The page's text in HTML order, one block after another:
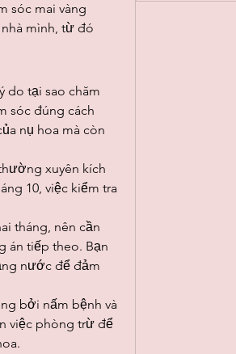
sóc mai vàng
mình, từ đó
do tại sao chăm
sóc đúng cách
nụ hoa mà còn
xuyên kích
10, việc kiểm tra
tháng, nên cần
án tiếp theo. Bạn
nước để đảm
bởi nấm bệnh và
việc phòng trừ để